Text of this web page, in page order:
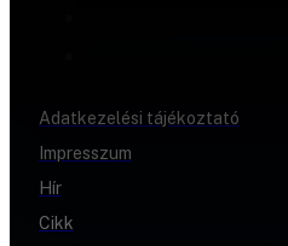
Adatkezelési tájékoztató
Impresszum
Hír
Cikk